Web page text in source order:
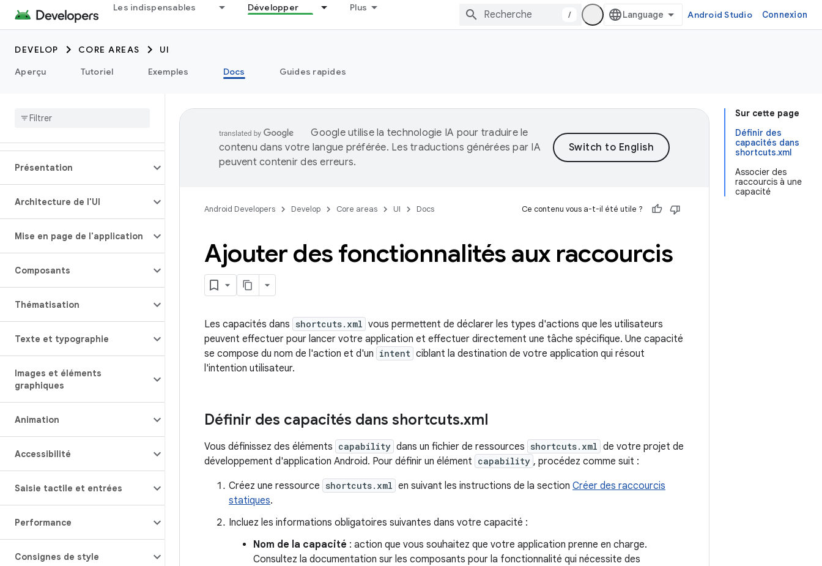
Les indispensables Développer Plus
/ Android Studio Connexion
DEVELOP CORE AREAS
UI
Aperçu
Tutoriel Exemples Docs Guides rapides
Présentation
Architecture de l'UI
Mise en page de l'application
Composants
Thématisation
Texte et typographie
Images et éléments
graphiques
Animation
Accessibilité
Saisie tactile et entrées
Performance
Consignes de style
Sur cette page
Définir des
capacités dans
shortcuts.xml
Associer des
raccourcis à une
capacité
Google utilise la technologie IA pour traduire le
contenu dans votre langue préférée. Les traductions générées par IA
peuvent contenir des erreurs.
Android Developers Develop Core areas UI Docs Ce contenu vous a-t-il été utile ?
Ajouter des fonctionnalités aux raccourcis
Les capacités dans shortcuts.xml vous permettent de déclarer les types d'actions que les utilisateurs
peuvent effectuer pour lancer votre application et effectuer directement une tâche spécifique. Une capacité
se compose du nom de l'action et d'un intent ciblant la destination de votre application qui résout
l'intention utilisateur.
Définir des capacités dans shortcuts.xml
Vous définissez des éléments capability dans un fichier de ressources shortcuts.xml de votre projet de
développement d'application Android. Pour définir un élément capability , procédez comme suit :
Créez une ressource shortcuts.xml en suivant les instructions de la section Créer des raccourcis
statiques.
Incluez les informations obligatoires suivantes dans votre capacité :
Nom de la capacité : action que vous souhaitez que votre application prenne en charge.
Consultez la documentation sur les composants pour la fonctionnalité qui nécessite des